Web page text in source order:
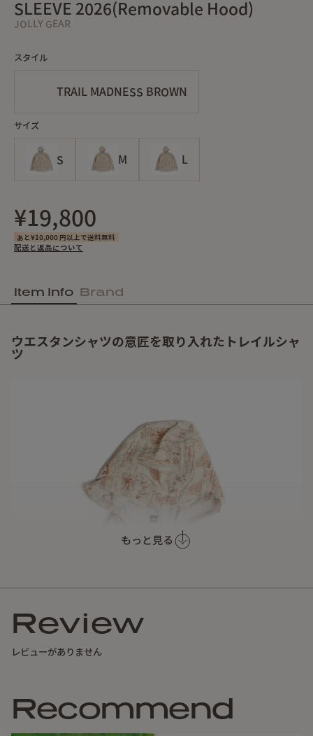
SLEEVE 2026(Removable Hood)
JOLLY GEAR
スタイル
TRAIL MADNESS BROWN
サイズ
S M
¥19,800
あと¥10,000 円以上で送料無料
配送と返品について
Item Info Brand
もっと見る
ウエスタンシャツの意匠を取り入れたトレイルシャ
ツ
■FEATURED
Review
レビューがありません
Recommend